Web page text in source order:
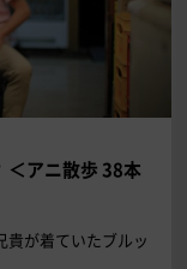
＜アニ散歩 38本
貴が着ていたブルッ